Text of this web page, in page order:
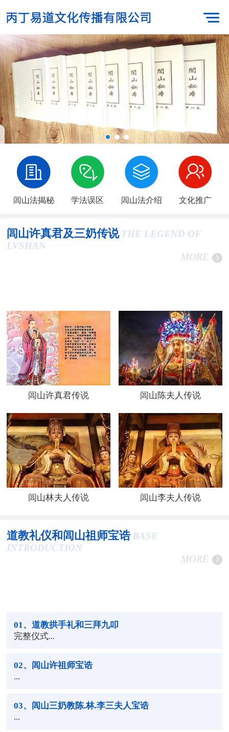
闾山法揭秘 学法误区 闾山法介绍 文化推广
闾山许真君及三奶传说 THE LEGEND OF
LVSHAN
MORE
闾山许真君传说 闾山陈夫人传说
闾山林夫人传说 闾山李夫人传说
道教礼仪和闾山祖师宝诰 BASE
INTRODUCTION
MORE
01 、道教拱手礼和三拜九叩
完整仪式...
02、闾山许祖师宝诰
...
03、闾山三奶教陈.林.李三夫人宝诰
...